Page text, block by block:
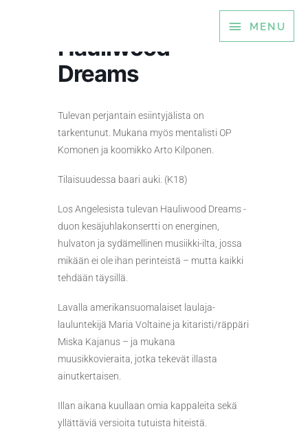
MENU
MENU
Hauliwood
Dreams
Tulevan perjantain esiintyjälista on
tarkentunut. Mukana myös mentalisti OP
Komonen ja koomikko Arto Kilponen.
Tilaisuudessa baari auki. (K18)
Los Angelesista tulevan Hauliwood Dreams -
duon kesäjuhlakonsertti on energinen,
hulvaton ja sydämellinen musiikki-ilta, jossa
mikään ei ole ihan perinteistä – mutta kaikki
tehdään täysillä.
Lavalla amerikansuomalaiset laulaja-
lauluntekijä Maria Voltaine ja kitaristi/räppäri
Miska Kajanus – ja mukana
muusikkovieraita, jotka tekevät illasta
ainutkertaisen.
Illan aikana kuullaan omia kappaleita sekä
yllättäviä versioita tutuista hiteistä.